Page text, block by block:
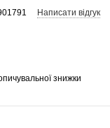
Написати відгук
знижки